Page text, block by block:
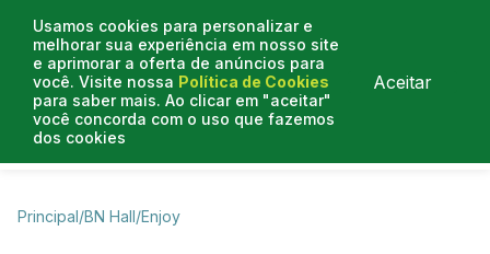
Usamos cookies para personalizar e
melhorar sua experiência em nosso site
e aprimorar a oferta de anúncios para
você. Visite nossa Política de Cookies
para saber mais. Ao clicar em "aceitar"
você concorda com o uso que fazemos
dos cookies
Aceitar
Business Hall
Principal/BN Hall/Enjoy